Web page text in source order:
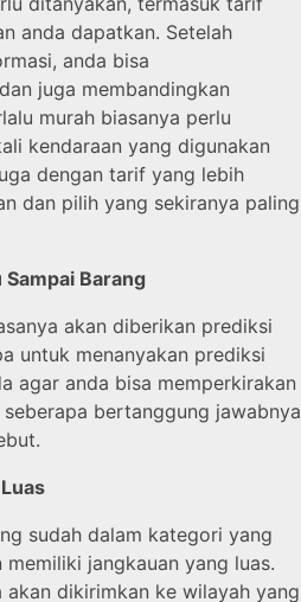
anda dapatkan. Setelah
anda bisa
juga membandingkan
murah biasanya perlu
kendaraan yang digunakan
dengan tarif yang lebih
dan pilih yang sekiranya paling
Barang
akan diberikan prediksi
untuk menanyakan prediksi
agar anda bisa memperkirakan
bertanggung jawabnya
sudah dalam kategori yang
jangkauan yang luas.
dikirimkan ke wilayah yang